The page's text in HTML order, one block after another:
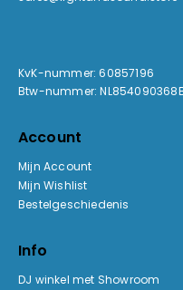
KvK-nummer: 60857196
Btw-nummer:
Account
Mijn Account
Mijn Wishlist
Bestelgeschiedenis
Info
DJ winkel met Showroom